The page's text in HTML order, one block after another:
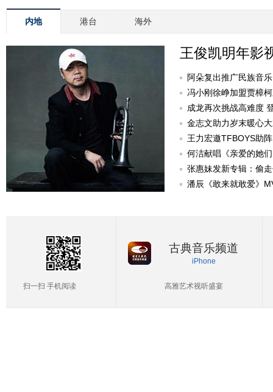
内地 港台 海外
王俊凯明年影
阿朵复出推广民族音
冯小刚徐峥加盟贾樟
成龙再次挑战高难度
金志文助力岁末暖心
己决定》
王力宏邀TFBOYS助
何洁献唱《亲爱的她
爱》
张惠妹发新专辑：偷
潘辰《敢来就敢爱》
扫一扫 手机阅读
古典音乐频道
iPhone
高雅艺术视听盛宴